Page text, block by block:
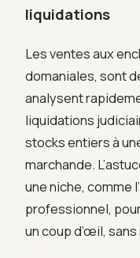
liquidations
Les ventes aux
domaniales, sont
analysent
liquidations
stocks entiers à
marchande.
une niche, comme
professionnel,
un coup d’œil,